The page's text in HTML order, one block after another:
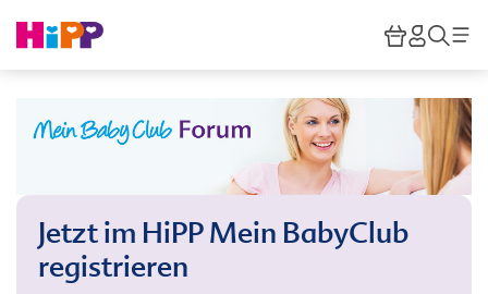
HiPP
Jetzt im HiPP Mein BabyClub
registrieren